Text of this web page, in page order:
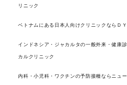
リニック
ベトナムにある日本人向けクリニックならＤ
インドネシア・ジャカルタの一般外来・健康
カルクリニック
内科・小児科・ワクチンの予防接種ならニュ